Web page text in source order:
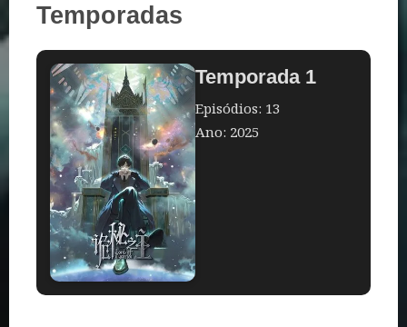
Temporadas
Temporada 1
Episódios: 13
Ano: 2025